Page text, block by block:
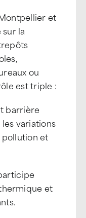
et
la
ou
est triple :
barrière
variations
et
et